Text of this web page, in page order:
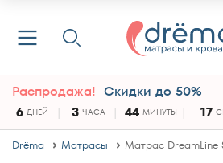
Распродажа! Скидки до 50%
6 ДНЕЙ 3 ЧАСА 44 МИНУТЫ 17
Drёma Матрасы Матрас DreamLine